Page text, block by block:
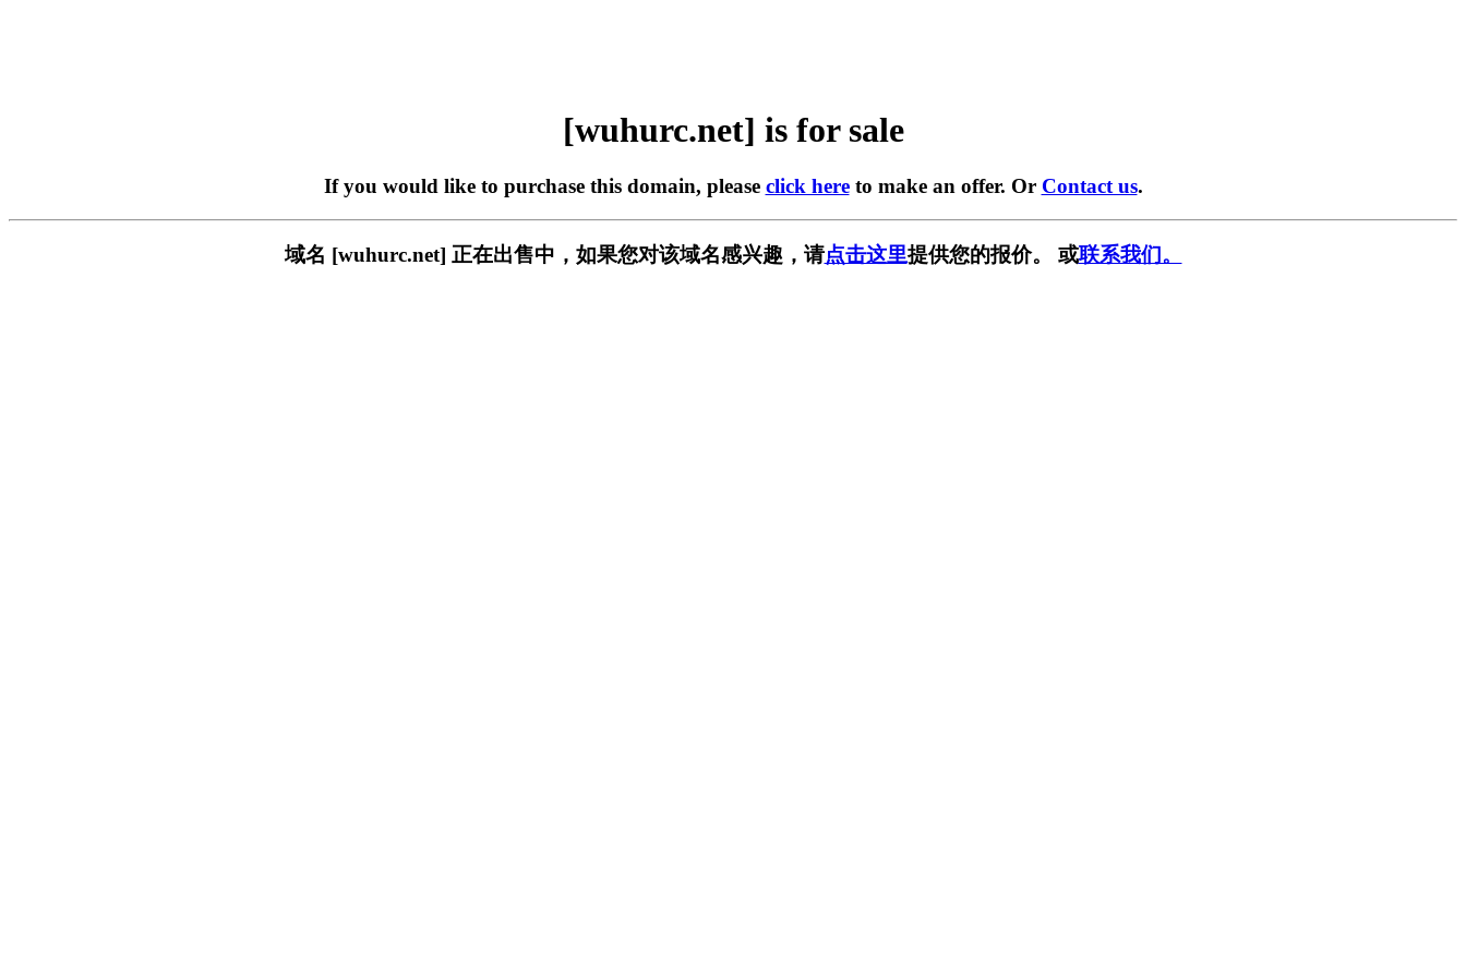
[wuhurc.net] is for sale
If you would like to purchase this domain, please click hereto make an offer. Or Contact us.
域名 [wuhurc.net] 正在出售中，如果您对该域名感兴趣，请点击这里提供您的报价。 或联系我们。